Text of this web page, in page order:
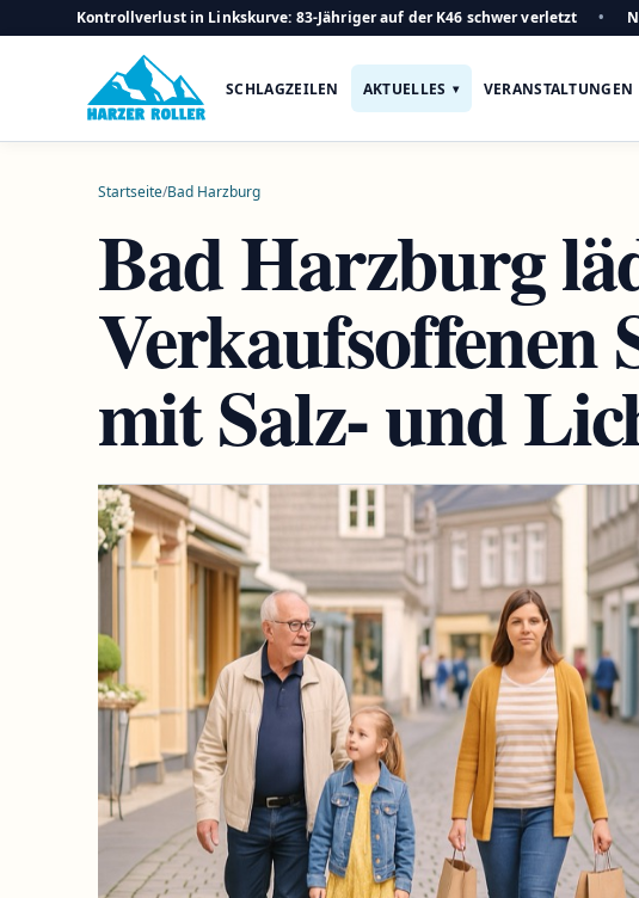
Kontrollverlust in Linkskurve: 83-Jähriger auf der K46 schwer verletzt
SCHLAGZEILEN AKTUELLES VERANSTALTUNGEN
Startseite/Bad Harzburg
Bad Harzburg
Verkaufsoffenen
mit Salz- und